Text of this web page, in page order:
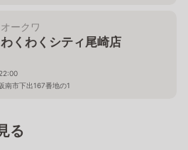
オークワ
わくわくシティ尾崎店
南市下出167番地の1
る